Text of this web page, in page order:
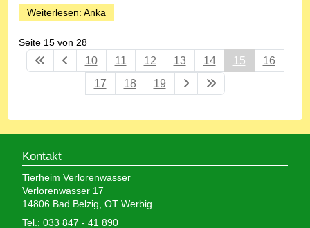
Weiterlesen: Anka
Seite 15 von 28
10 11 12 13 14 15
16
17
18 19
Kontakt
Tierheim Verlorenwasser
Verlorenwasser 17
14806 Bad Belzig, OT Werbig
Tel.: 033 847 - 41 890